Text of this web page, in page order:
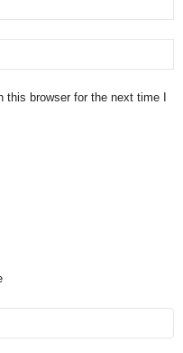
browser for the next time I